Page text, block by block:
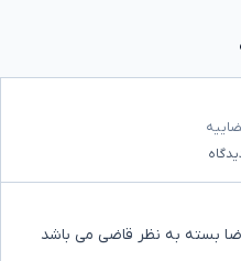
بسته به نظر قاضی می باشد